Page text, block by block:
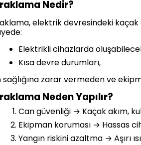
Nedir?
elektrik devresindeki
Elektrikli cihazlarda
Kısa devre durumları,
sağlığına zarar vermeden ve
Neden Yapılır?
Can güvenliği → Kaçak akım,
Ekipman koruması → Hassas
Yangın riskini azaltma → Aşırı